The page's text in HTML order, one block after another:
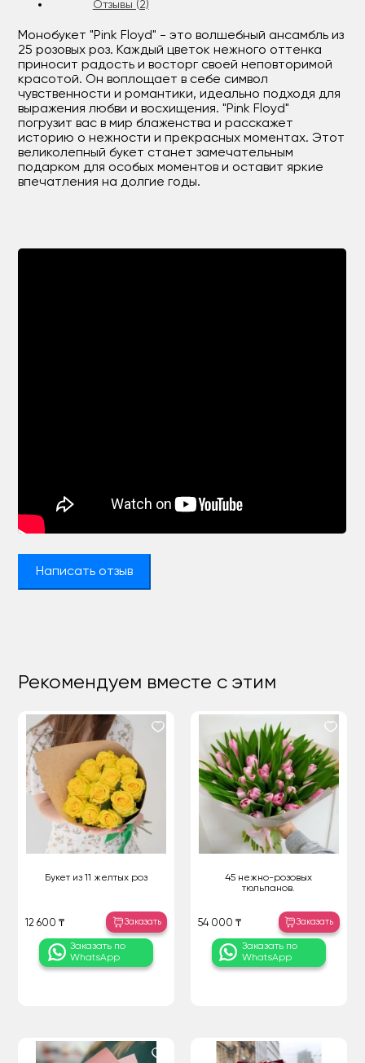
Отзывы (2)
Монобукет "Pink Floyd" - это волшебный ансамбль из
25 розовых роз. Каждый цветок нежного оттенка
приносит радость и восторг своей неповторимой
красотой. Он воплощает в себе символ
чувственности и романтики, идеально подходя для
выражения любви и восхищения. "Pink Floyd"
погрузит вас в мир блаженства и расскажет
историю о нежности и прекрасных моментах. Этот
великолепный букет станет замечательным
подарком для особых моментов и оставит яркие
впечатления на долгие годы.
Написать отзыв
Рекомендуем вместе с этим
Букет из 11 желтых роз
12 600 ₸ Заказать
Заказать по
WhatsApp
45 нежно-розовых
тюльпанов.
54 000 ₸ Заказать
Заказать по
WhatsApp